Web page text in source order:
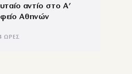
αντίο στο Α’
Αθηνών
ΏΡΕΣ